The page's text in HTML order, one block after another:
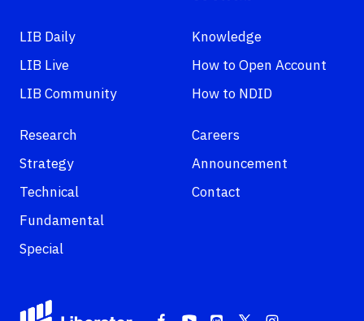
LIB Daily
LIB Live
LIB Community
Knowledge
How to Open Account
How to NDID
Research
Strategy
Technical
Fundamental
Special
Careers
Announcement
Contact